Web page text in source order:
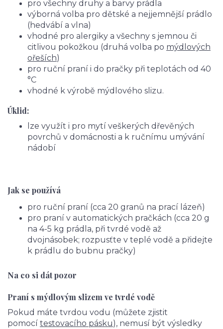
pro všechny druhy a barvy prádla
výborná volba pro dětské a nejjemnější prádlo
(hedvábí a vlna)
vhodné pro alergiky a všechny s jemnou či
citlivou pokožkou (druhá volba po mýdlových
ořeších)
pro ruční praní i do pračky při teplotách od 40
°C
vhodné k výrobě mýdlového slizu.
Úklid:
lze využít i pro mytí veškerých dřevěných
povrchů v domácnosti a k ručnímu umývání
nádobí
Jak se používá
pro ruční praní (cca 20 granů na prací lázeň)
pro praní v automatických pračkách (cca 20 g
na 4-5 kg prádla, při tvrdé vodě až
dvojnásobek; rozpusťte v teplé vodě a přidejte
k prádlu do bubnu pračky)
Na co si dát pozor
Praní s mýdlovým slizem ve tvrdé vodě
Pokud máte tvrdou vodu (můžete zjistit
pomocí testovacího pásku), nemusí být výsledky